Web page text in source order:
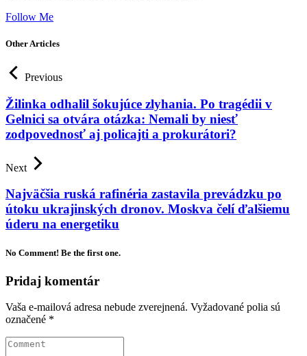
Follow Me
Other Articles
Previous
Žilinka odhalil šokujúce zlyhania. Po tragédii v
Gelnici sa otvára otázka: Nemali by niesť
zodpovednosť aj policajti a prokurátori?
Next
Najväčšia ruská rafinéria zastavila prevádzku po
útoku ukrajinských dronov. Moskva čelí ďalšiemu
úderu na energetiku
No Comment! Be the first one.
Pridaj komentár
Vaša e-mailová adresa nebude zverejnená. Vyžadované polia sú
označené *